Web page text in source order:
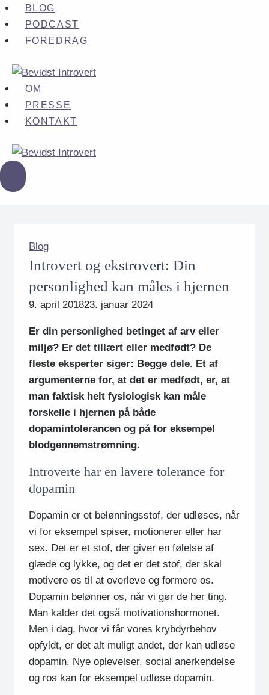
Fortsæt
til
indhold
BLOG
PODCAST
FOREDRAG
OM
PRESSE
KONTAKT
Blog
Introvert og ekstrovert: Din
personlighed kan måles i hjernen
9. april 201823. januar 2024
Er din personlighed betinget af arv eller
miljø? Er det tillært eller medfødt? De
fleste eksperter siger: Begge dele. Et af
argumenterne for, at det er medfødt, er, at
man faktisk helt fysiologisk kan måle
forskelle i hjernen på både
dopamintolerancen og på for eksempel
blodgennemstrømning.
Introverte har en lavere tolerance for
dopamin
Dopamin er et belønningsstof, der udløses, når
vi for eksempel spiser, motionerer eller har
sex. Det er et stof, der giver en følelse af
glæde og lykke, og det er det stof, der skal
motivere os til at overleve og formere os.
Dopamin belønner os, når vi gør de her ting.
Man kalder det også motivationshormonet.
Men i dag, hvor vi får vores krybdyrbehov
opfyldt, er det alt muligt andet, der kan udløse
dopamin. Nye oplevelser, social anerkendelse
og ros kan for eksempel udløse dopamin.